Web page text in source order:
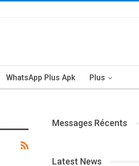
WhatsApp Plus Apk Plus
Messages Récents
Latest News